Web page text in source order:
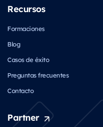
Recursos
Formaciones
Blog
Casos de éxito
Preguntas frecuentes
Contacto
Partner